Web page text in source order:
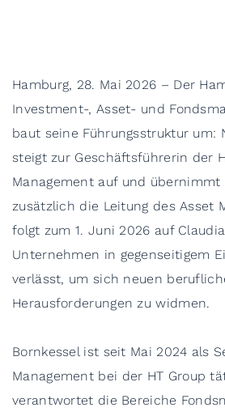
Hamburg, 28. Mai 2026 – Der
Investment-, Asset- und
baut seine Führungsstruktur um:
steigt zur Geschäftsführerin der
Management auf und übernimmt
zusätzlich die Leitung des Asset
folgt zum 1. Juni 2026 auf
Unternehmen in gegenseitigem
verlässt, um sich neuen
Herausforderungen zu widmen.
Bornkessel ist seit Mai 2024 als
Management bei der HT Group
verantwortet die Bereiche